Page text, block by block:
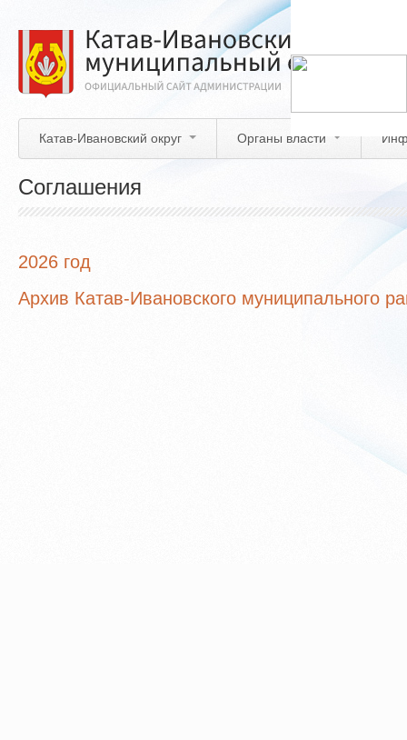
основному
содержанию
Катав-Ивановский округ Органы власти
Соглашения
2026 год
Архив Катав-Ивановского муниципального